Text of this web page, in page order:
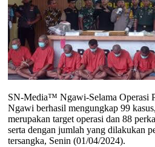
SN-Media™ Ngawi-Selama Operasi
Ngawi berhasil mengungkap 99
merupakan target operasi dan 88
serta dengan jumlah yang dilakukan
tersangka, Senin (01/04/2024).